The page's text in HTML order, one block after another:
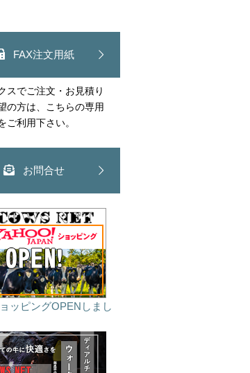
FAX注文用紙
スでご注文・お見積り
の方は、こちらの専用
ご利用下さい。
お問合せ
ッピングOPENしまし